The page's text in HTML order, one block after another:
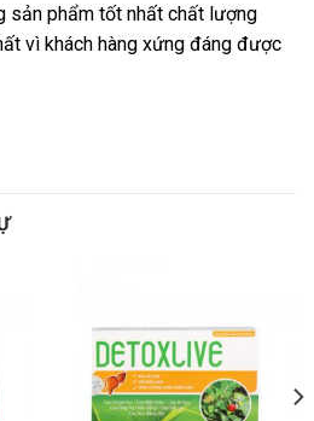
sản phẩm tốt nhất chất lượng
vì khách hàng xứng đáng được